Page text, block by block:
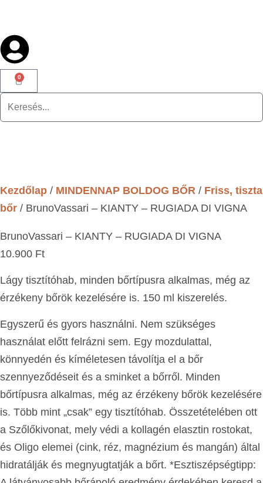
0
Kezdőlap / MINDENNAP BOLDOG BŐR / Friss, tiszta
bőr / BrunoVassari – KIANTY – RUGIADA DI VIGNA
BrunoVassari – KIANTY – RUGIADA DI VIGNA
10.900 Ft
Lágy tisztítóhab, minden bőrtípusra alkalmas, még az
érzékeny bőrök kezelésére is. 150 ml kiszerelés.
Egyszerű és gyors használni. Nem szükséges
használat előtt felrázni sem. Egy mozdulattal,
könnyedén és kíméletesen távolítja el a bőr
szennyeződéseit és a sminket a bőrről. Minden
bőrtípusra alkalmas, még az érzékeny bőrök kezelésére
is. Több mint „csak” egy tisztítóhab. Összetételében ott
a Szőlőkivonat, mely védi a kollagén elasztin rostokat,
és Oligo elemei (cink, réz, magnézium és mangán) által
hidratálják és megnyugtatják a bőrt. *Esztiszépségtipp: